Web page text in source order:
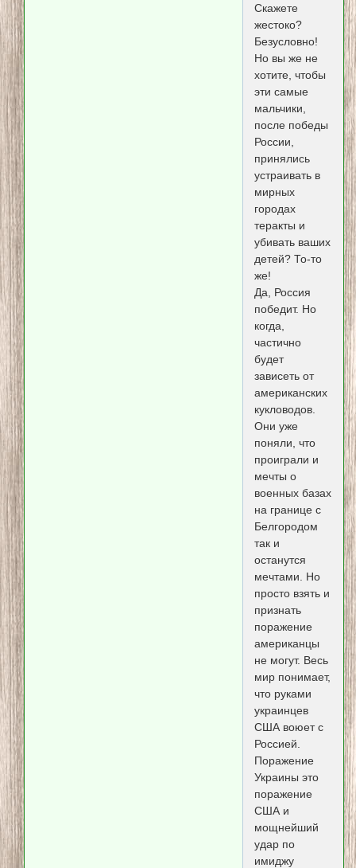
Скажете
жестоко?
Безусловно!
Но вы же не
хотите, чтобы
эти самые
мальчики,
после победы
России,
принялись
устраивать в
мирных
городах
теракты и
убивать ваших
детей? То-то
же!
Да, Россия
победит. Но
когда,
частично
будет
зависеть от
американских
кукловодов.
Они уже
поняли, что
проиграли и
мечты о
военных базах
на границе с
Белгородом
так и
останутся
мечтами. Но
просто взять и
признать
поражение
американцы
не могут. Весь
мир понимает,
что руками
украинцев
США воюет с
Россией.
Поражение
Украины это
поражение
США и
мощнейший
удар по
имиджу